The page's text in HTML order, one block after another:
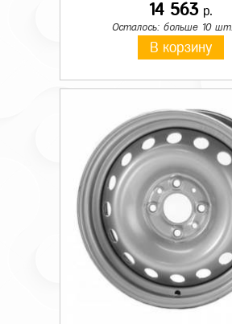
14 563р.
Осталось: больше 10 шт.
В корзину